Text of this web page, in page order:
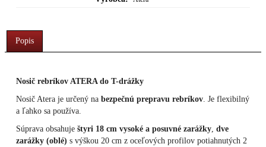
Popis
Nosič rebríkov ATERA do T-drážky
Nosič Atera je určený nabezpečnú prepravu rebríkov . Je flexibilný
a ľahko sa používa.
Súprava obsahuještyri 18 cm vysoké a posuvné zarážky ,dve
zarážky (oblé) s výškou 20 cm z oceľových profilov potiahnutých 2